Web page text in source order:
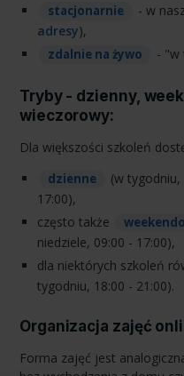
stacjonarnie
- w
adresy),
zdalnie na żywo - "w
Tryby - dzienny,
wieczorowy:
Dla większości szkoleń
dzienne
(w
17:00),
często także
niedziele, 09:00 - 17:00),
dla niektórych szkoleń
tygodniu, 18:00 - 21:00).
Organizacja zajęć
Forma zajęć jest